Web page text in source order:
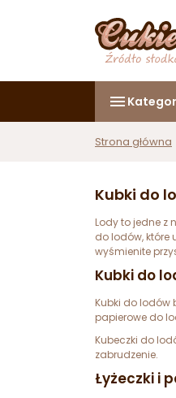
Strona główna
Kubki do
Lody to jedne z
do lodów, które
wyśmienite
Kubki do
Kubki do lodów
papierowe do
Kubeczki do
zabrudzenie.
Łyżeczki i